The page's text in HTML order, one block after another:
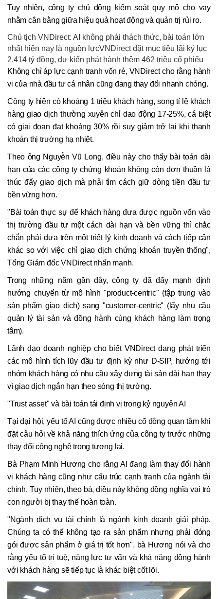
Tuy nhiên, công ty chủ động kiểm soát quy mô cho vay
nhằm cân bằng giữa hiệu quả hoạt động và quản trị rủi ro.
Chủ tịch VNDirect: AI không phải thách thức, bài toán lớn
nhất hiện nay là nguồn lựcVNDirect đặt mục tiêu lãi kỷ lục
2.414 tỷ đồng, dự kiến phát hành thêm 462 triệu cổ phiếu
Không chỉ áp lực cạnh tranh vốn rẻ, VNDirect cho rằng hành
vi của nhà đầu tư cá nhân cũng đang thay đổi nhanh chóng.
Công ty hiện có khoảng 1 triệu khách hàng, song tỉ lệ khách
hàng giao dịch thường xuyên chỉ dao động 17-25%, cá biệt
có giai đoạn đạt khoảng 30% rồi suy giảm trở lại khi thanh
khoản thị trường hạ nhiệt.
Theo ông Nguyễn Vũ Long, điều này cho thấy bài toán dài
hạn của các công ty chứng khoán không còn đơn thuần là
thúc đẩy giao dịch mà phải tìm cách giữ dòng tiền đầu tư
bền vững hơn.
"Bài toán thực sự để khách hàng đưa được nguồn vốn vào
thị trường đầu tư một cách dài hạn và bền vững thì chắc
chắn phải dựa trên một triết lý kinh doanh và cách tiếp cận
khác so với việc chỉ giao dịch chứng khoán truyền thống",
Tổng Giám đốc VNDirect nhấn mạnh.
Trong những năm gần đây, công ty đã đẩy mạnh định
hướng chuyển từ mô hình "product-centric" (tập trung vào
sản phẩm giao dịch) sang "customer-centric" (lấy nhu cầu
quản lý tài sản và đồng hành cùng khách hàng làm trọng
tâm).
Lãnh đạo doanh nghiệp cho biết VNDirect đang phát triển
các mô hình tích lũy đầu tư định kỳ như D-SIP, hướng tới
nhóm khách hàng có nhu cầu xây dựng tài sản dài hạn thay
vì giao dịch ngắn hạn theo sóng thị trường.
"Trust asset" và bài toán tái định vị trong kỷ nguyên AI
Tại đại hội, yếu tố AI cũng được nhiều cổ đông quan tâm khi
đặt câu hỏi về khả năng thích ứng của công ty trước những
thay đổi công nghệ trong tương lai.
Bà Phạm Minh Hương cho rằng AI đang làm thay đổi hành
vi khách hàng cũng như cấu trúc cạnh tranh của ngành tài
chính. Tuy nhiên, theo bà, điều này không đồng nghĩa vai trò
con người bị thay thế hoàn toàn.
"Ngành dịch vụ tài chính là ngành kinh doanh giải pháp.
Chúng ta có thể không tạo ra sản phẩm nhưng phải đóng
gói được sản phẩm ở giá trị tốt hơn", bà Hương nói và cho
rằng yếu tố trí tuệ, năng lực tư vấn và khả năng đồng hành
với khách hàng sẽ tiếp tục là khác biệt cốt lõi.